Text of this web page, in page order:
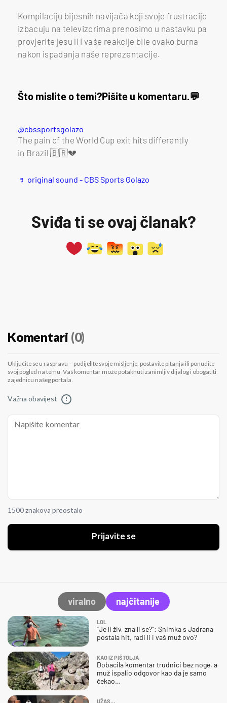
Kompilaciju bijesnih navijača koji svoje frustracije
izbacuju na televizorima prenosimo u nastavku pa
provjerite jesu li i vaše reakcije bile ovako burna
nakon ispadanja naše reprezentacije.
Što mislite o temi?Pišite u komentaru.
@cbssportsgolazo
The pain of the World Cup exit hits differently
in Brazil 🇧🇷💔
♬ original sound - CBS Sports Golazo
Sviđa ti se ovaj članak?
Komentari (0)
Uključite se u raspravu – podijelite svoje mišljenje, postavite pitanja ili ponudite
svoj pogled na temu. Vaš komentar može potaknuti zanimljiv dijalog i obogatiti
zajednicu našeg portala.
Važna obavijest !
1500 znakova preostalo
Prijavite se
viralno najčitanije
LOL
"Je li živ, zna li se?": Snimka s Jadrana
postala hit, radi li i vaš muž ovo?
KAO IZ PIŠTOLJA
Dobacila komentar trudnici bez noge, a
muž ispalio odgovor kao da je samo
čekao…
UŽAS…